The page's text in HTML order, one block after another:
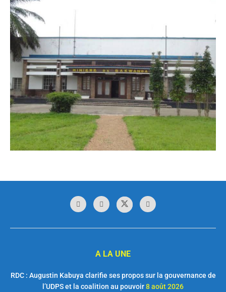
A LA UNE
RDC : Augustin Kabuya clarifie ses propos sur la gouvernance de
l’UDPS et la coalition au pouvoir8 août 2026